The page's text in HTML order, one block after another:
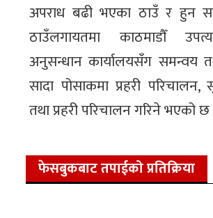
अपराध बढी भएका ठाउँ र हुन
ठाउँलगायतमा काठमाडौँ
अनुसन्धान कार्यालयसँग समन्वय
सादा पोसाकमा प्रहरी
तथा प्रहरी परिचालन गरिने भएको छ
फेसबुकबाट तपाईको प्रतिक्रिया